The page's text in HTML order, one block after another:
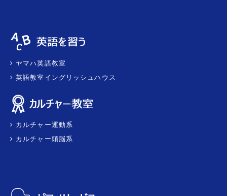
ヤマハ英語教室
英語教室イングリッシュハウス
カルチャー運動系
カルチャー頭脳系